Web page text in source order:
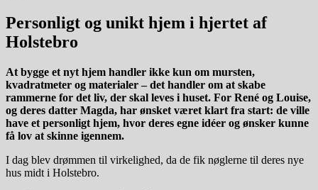
Personligt og unikt hjem i hjertet af
Holstebro
At bygge et nyt hjem handler ikke kun om mursten,
kvadratmeter og materialer – det handler om at skabe
rammerne for det liv, der skal leves i huset. For René og Louise,
og deres datter Magda, har ønsket været klart fra start: de ville
have et personligt hjem, hvor deres egne idéer og ønsker kunne
få lov at skinne igennem.
I dag blev drømmen til virkelighed, da de fik nøglerne til deres nye
hus midt i Holstebro.